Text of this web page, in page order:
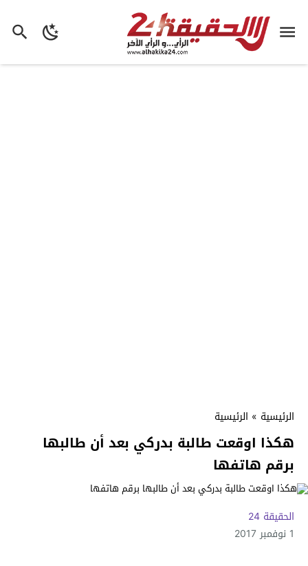
الرئيسية » الرئيسية
هكذا اوقعت طالبة بدركي بعد أن طالبها
برقم هاتفها
الحقيقة 24
1 نوفمبر 2017